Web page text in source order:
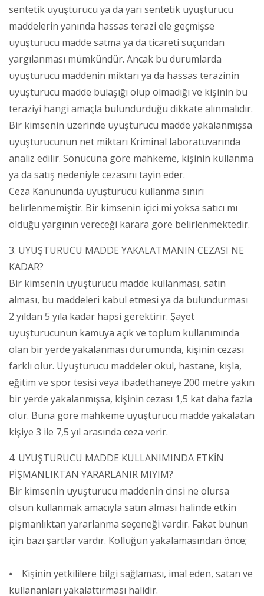
sentetik uyuşturucu ya da yarı sentetik uyuşturucu
maddelerin yanında hassas terazi ele geçmişse
uyuşturucu madde satma ya da ticareti suçundan
yargılanması mümkündür. Ancak bu durumlarda
uyuşturucu maddenin miktarı ya da hassas terazinin
uyuşturucu madde bulaşığı olup olmadığı ve kişinin bu
teraziyi hangi amaçla bulundurduğu dikkate alınmalıdır.
Bir kimsenin üzerinde uyuşturucu madde yakalanmışsa
uyuşturucunun net miktarı Kriminal laboratuvarında
analiz edilir. Sonucuna göre mahkeme, kişinin kullanma
ya da satış nedeniyle cezasını tayin eder.
Ceza Kanununda uyuşturucu kullanma sınırı
belirlenmemiştir. Bir kimsenin içici mi yoksa satıcı mı
olduğu yargının vereceği karara göre belirlenmektedir.
3. UYUŞTURUCU MADDE YAKALATMANIN CEZASI NE
KADAR?
Bir kimsenin uyuşturucu madde kullanması, satın
alması, bu maddeleri kabul etmesi ya da bulundurması
2 yıldan 5 yıla kadar hapsi gerektirir. Şayet
uyuşturucunun kamuya açık ve toplum kullanımında
olan bir yerde yakalanması durumunda, kişinin cezası
farklı olur. Uyuşturucu maddeler okul, hastane, kışla,
eğitim ve spor tesisi veya ibadethaneye 200 metre yakın
bir yerde yakalanmışsa, kişinin cezası 1,5 kat daha fazla
olur. Buna göre mahkeme uyuşturucu madde yakalatan
kişiye 3 ile 7,5 yıl arasında ceza verir.
4. UYUŞTURUCU MADDE KULLANIMINDA ETKİN
PİŞMANLIKTAN YARARLANIR MIYIM?
Bir kimsenin uyuşturucu maddenin cinsi ne olursa
olsun kullanmak amacıyla satın alması halinde etkin
pişmanlıktan yararlanma seçeneği vardır. Fakat bunun
için bazı şartlar vardır. Kolluğun yakalamasından önce;
⦁ Kişinin yetkililere bilgi sağlaması, imal eden, satan ve
kullananları yakalattırması halidir.